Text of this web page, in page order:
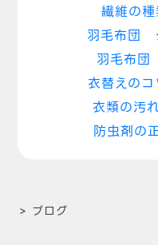
繊維の
羽毛布団
羽毛布団
衣替えの
衣類の汚
防虫剤の
> ブログ